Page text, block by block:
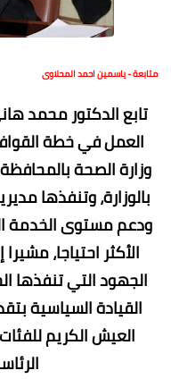
متابعة - ياسمين احمد المحلاوى
تابع الدكتور محمد
العمل في خطة
وزارة الصحة
بالوزارة، وتنفذها
ودعم مستوى الخدمة
الأكثر احتياجا،
الجهود التي تنفذها
القيادة السياسية
العيش الكريم